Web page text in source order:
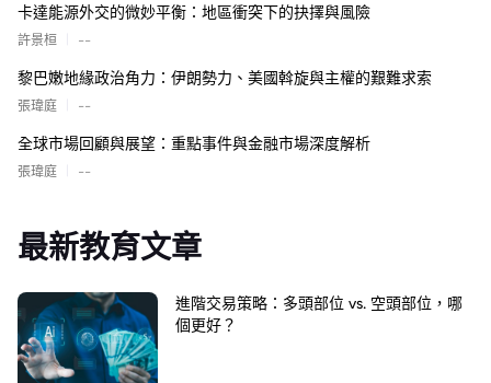
卡達能源外交的微妙平衡：地區衝突下的抉擇與風險
許景桓 --
黎巴嫩地緣政治角力：伊朗勢力、美國斡旋與主權的艱難求索
張瑋庭 --
全球市場回顧與展望：重點事件與金融市場深度解析
張瑋庭 --
最新教育文章
進階交易策略：多頭部位 vs. 空頭部位，哪
個更好？